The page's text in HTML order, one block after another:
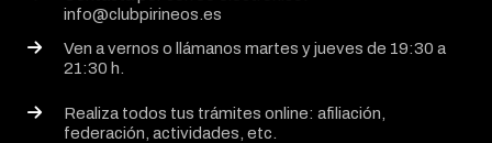
info@clubpirineos.es
Ven a vernos o llámanos martes y jueves de 19:30 a
21:30 h.
Realiza todos tus trámites online: afiliación,
federación, actividades, etc.